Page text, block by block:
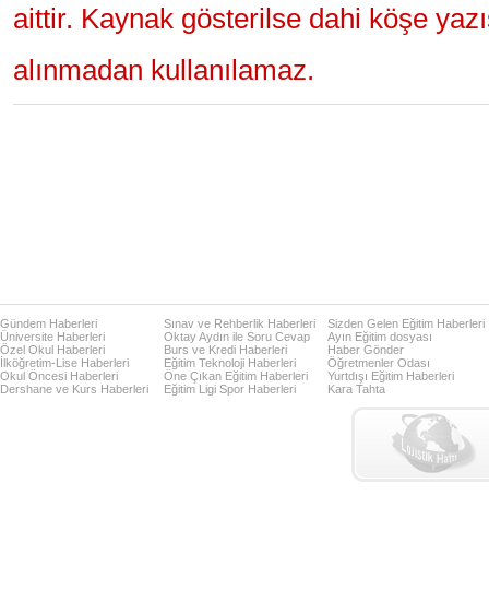
aittir. Kaynak gösterilse dahi köşe
alınmadan kullanılamaz.
Gündem Haberleri
Üniversite Haberleri
Özel Okul Haberleri
İlköğretim-Lise Haberleri
Okul Öncesi Haberleri
Dershane ve Kurs Haberleri
Sınav ve Rehberlik Haberleri
Oktay Aydın ile Soru Cevap
Burs ve Kredi Haberleri
Eğitim Teknoloji Haberleri
Öne Çıkan Eğitim Haberleri
Eğitim Ligi Spor Haberleri
Sizden Gelen Eğitim Haberleri
Ayın Eğitim dosyası
Haber Gönder
Öğretmenler Odası
Yurtdışı Eğitim Haberleri
Kara Tahta